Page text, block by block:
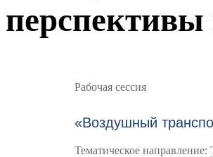
перспективы
Рабочая сессия
«Воздушный
Тематическое направление: